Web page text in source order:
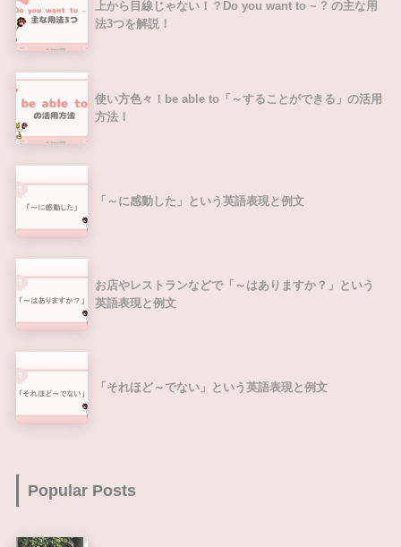
上から目線じゃない！？Do you want to ~ ? の主な用
法3つを解説！
使い方色々！be able to「～することができる」の活用
方法！
「～に感動した」という英語表現と例文
お店やレストランなどで「～はありますか？」という
英語表現と例文
「それほど～でない」という英語表現と例文
Popular Posts